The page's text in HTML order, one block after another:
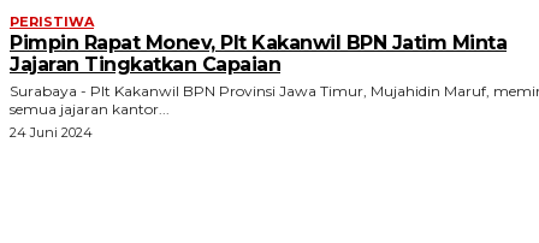
PERISTIWA
Pimpin Rapat Monev, Plt Kakanwil BPN Jatim Minta
Jajaran Tingkatkan Capaian
Surabaya - Plt Kakanwil BPN Provinsi Jawa Timur, Mujahidin Maruf,
semua jajaran kantor...
24 Juni 2024